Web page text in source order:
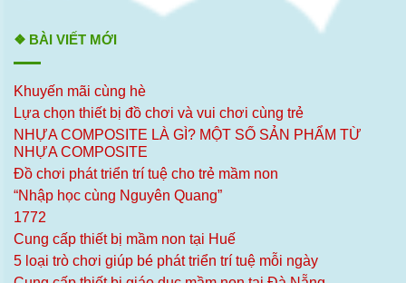
❖ BÀI VIẾT MỚI
Khuyến mãi cùng hè
Lựa chọn thiết bị đồ chơi và vui chơi cùng trẻ
NHỰA COMPOSITE LÀ GÌ? MỘT SỐ SẢN PHẨM TỪ
NHỰA COMPOSITE
Đồ chơi phát triển trí tuệ cho trẻ mầm non
“Nhập học cùng Nguyên Quang”
1772
Cung cấp thiết bị mầm non tại Huế
5 loại trò chơi giúp bé phát triển trí tuệ mỗi ngày